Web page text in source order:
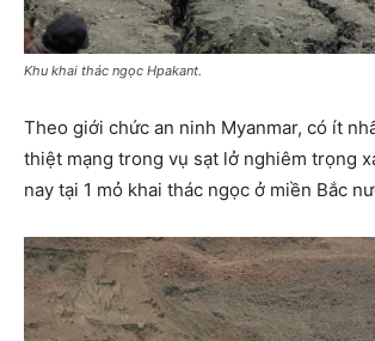
Khu khai thác ngọc Hpakant.
Theo giới chức an ninh Myanmar, có ít
thiệt mạng trong vụ sạt lở nghiêm trọng
nay tại 1 mỏ khai thác ngọc ở miền Bắc